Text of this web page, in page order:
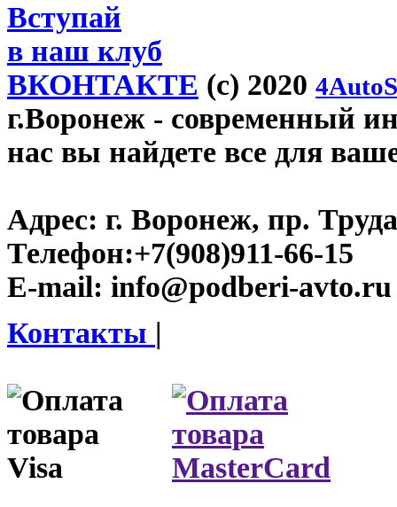
Вступай
в наш клуб
ВКОНТАКТЕ (c) 2020
г.Воронеж - современный
нас вы найдете все для
Адрес: г. Воронеж, пр.
Телефон:+7(908)911-66-15
E-mail: info@podberi-avto.ru
Контакты |